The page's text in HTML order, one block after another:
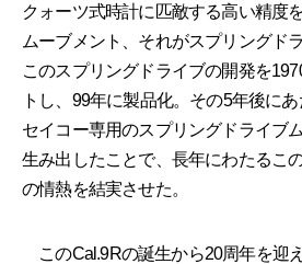
クォーツ式時計に匹敵する高い精度
ムーブメント、それがスプリングド
このスプリングドライブの開発を
トし、99年に製品化。その5年後に
セイコー専用のスプリングドライブ
生み出したことで、長年にわたるこ
の情熱を結実させた。
このCal.9Rの誕生から20周年を迎